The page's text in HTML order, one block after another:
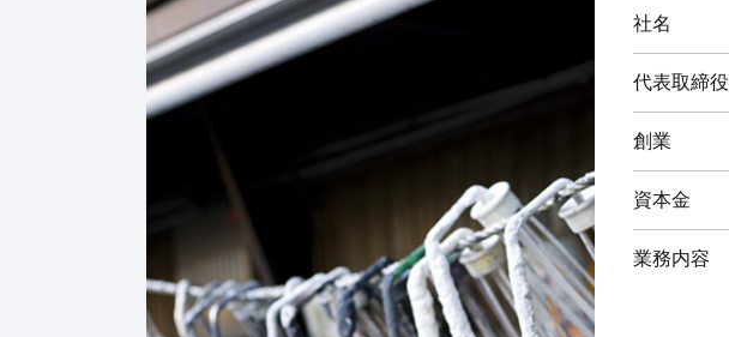
社名
代表取締役
創業
資本金
業務内容